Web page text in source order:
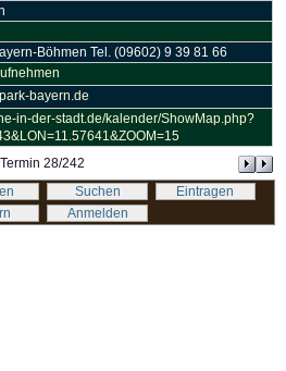
Böhmen Tel. (09602) 9 39 81 66
bayern.de
in-der-stadt.de/kalender/ShowMap.php?
Termin 28/242
Suchen
Eintragen
Anmelden